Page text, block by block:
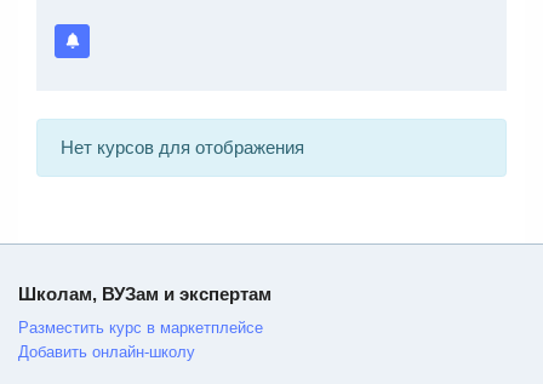
Нет курсов для отображения
Школам, ВУЗам и экспертам
Разместить курс в маркетплейсе
Добавить онлайн-школу